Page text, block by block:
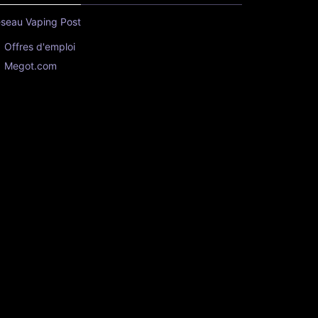
Vaping Post
Offres d'emploi
Megot.com